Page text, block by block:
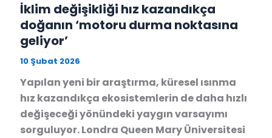
İklim değişikliği hız kazandıkça
doğanın ‘motoru durma noktasına
geliyor’
10 Şubat 2026
Yapılan yeni bir araştırma, küresel ısınma
hız kazandıkça ekosistemlerin de daha hızlı
değişeceği yönündeki yaygın varsayımı
sorguluyor. Londra Queen Mary Üniversitesi